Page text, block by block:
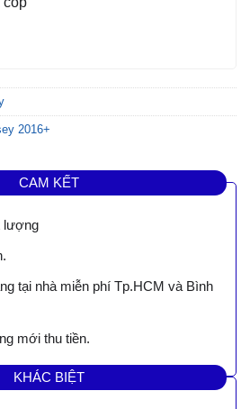
2016+
CAM KẾT
lượng
tại nhà miễn phí Tp.HCM và Bình
mới thu tiền.
KHÁC BIỆT